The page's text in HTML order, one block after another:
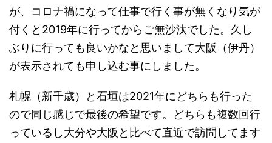
が、コロナ禍になって仕事で行く事が無くなり気が
付くと2019年に行ってからご無沙汰でした。久し
ぶりに行っても良いかなと思いまして大阪（伊丹）
が表示されても申し込む事にしました。
札幌（新千歳）と石垣は2021年にどちらも行った
ので同じ感じで最後の希望です。どちらも複数回行
っているし大分や大阪と比べて直近で訪問してます